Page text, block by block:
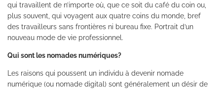
qui travaillent de n’importe où, que ce soit du café du coin ou,
plus souvent, qui voyagent aux quatre coins du monde, bref
des travailleurs sans frontières ni bureau fixe. Portrait d’un
nouveau mode de vie professionnel.
Qui sont les nomades numériques?
Les raisons qui poussent un individu à devenir nomade
numérique (ou nomade digital) sont généralement un désir de